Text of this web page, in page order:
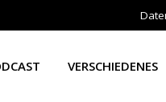
VERSCHIEDENES